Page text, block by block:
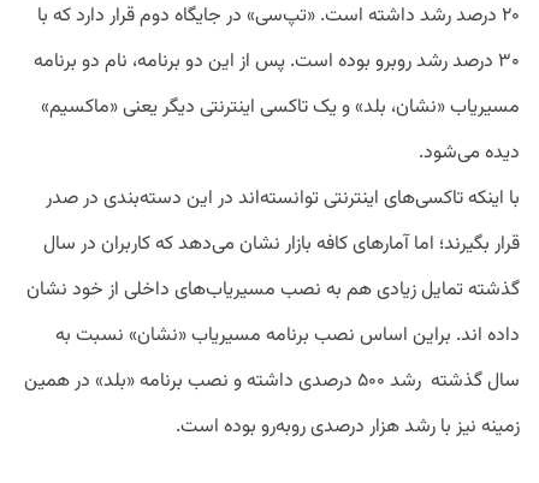
۲۰ درصد رشد داشته است. «تپ‌سی» در جایگاه دوم قرار دارد که با
۳۰ درصد رشد روبرو بوده است. پس از این دو برنامه‌، نام دو برنامه
مسیریاب «نشان، بلد» و یک تاکسی اینترنتی دیگر یعنی «ماکسیم»
دیده می‌شود.
با اینکه تاکسی‌های اینترنتی توانسته‌اند در این دسته‌بندی در صدر
قرار بگیرند؛ اما آمارهای کافه بازار نشان می‌دهد که کاربران در سال
گذشته تمایل زیادی هم به نصب مسیریاب‌های داخلی از خود نشان
داده اند. براین اساس نصب برنامه مسیریاب «نشان» نسبت به
سال گذشته رشد ۵۰۰ درصدی داشته و نصب برنامه «بلد» در همین
زمینه نیز با رشد هزار درصدی روبه‌رو بوده است.